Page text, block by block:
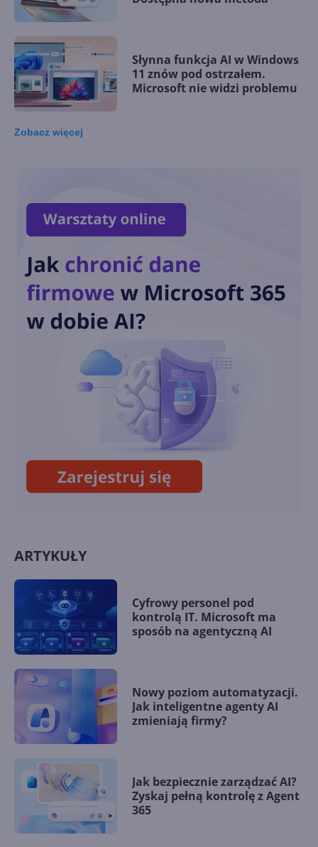
Słynna funkcja AI w Windows
11 znów pod ostrzałem.
Microsoft nie widzi problemu
Windows 11 staje się
platformą dla AI i agentów.
Nowości na Ignite 2025
Recall - flagowa funkcja AI w
Windows 11 w końcu wydana
Zobacz więcej
ARTYKUŁY
Cyfrowy personel pod
kontrolą IT. Microsoft ma
sposób na agentyczną AI
Nowy poziom automatyzacji.
Jak inteligentne agenty AI
zmieniają firmy?
Jak bezpiecznie zarządzać AI?
Zyskaj pełną kontrolę z Agent
365